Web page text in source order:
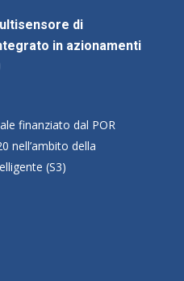
di
in azionamenti
finanziato dal POR
nell’ambito della
(S3)